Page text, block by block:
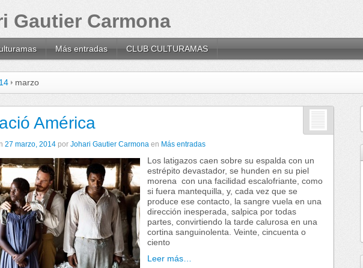
Gautier Carmona
Más entradas CLUB CULTURAMAS
marzo
América
27 marzo, 2014 por Johari Gautier Carmona en Más entradas
Los latigazos caen sobre su espalda con un
estrépito devastador, se hunden en su piel
morena con una facilidad escalofriante, como
si fuera mantequilla, y, cada vez que se
produce ese contacto, la sangre vuela en una
dirección inesperada, salpica por todas
partes, convirtiendo la tarde calurosa en una
cortina sanguinolenta. Veinte, cincuenta o
ciento
Leer más…